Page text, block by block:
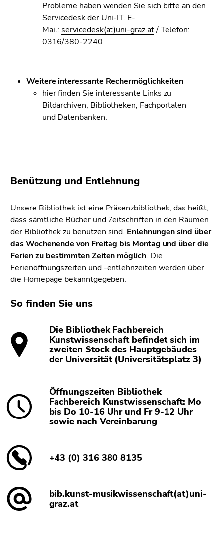
Probleme haben wenden Sie sich bitte an den
Servicedesk der Uni-IT. E-
Mail: servicedesk(at)uni-graz.at/ Telefon:
0316/380-2240
Weitere interessante Rechermöglichkeiten
hier finden Sie interessante Links zu
Bildarchiven, Bibliotheken, Fachportalen
und Datenbanken.
Benützung und Entlehnung
Unsere Bibliothek ist eine Präsenzbibliothek, das heißt,
dass sämtliche Bücher und Zeitschriften in den Räumen
der Bibliothek zu benutzen sind. Enlehnungen sind über
das Wochenende von Freitag bis Montag und über die
Ferien zu bestimmten Zeiten möglich. Die
Ferienöffnungszeiten und -entlehnzeiten werden über
die Homepage bekanntgegeben.
So finden Sie uns
Die Bibliothek Fachbereich
Kunstwissenschaft befindet sich im
zweiten Stock des Hauptgebäudes
der Universität (Universitätsplatz 3)
Öffnungszeiten Bibliothek
Fachbereich Kunstwissenschaft: Mo
bis Do 10-16 Uhr und Fr 9-12 Uhr
sowie nach Vereinbarung
+43 (0) 316 380 8135
bib.kunst-musikwissenschaft(at)uni-
graz.at